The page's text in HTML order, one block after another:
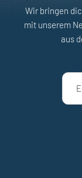
Wir bringen
mit unserem
aus